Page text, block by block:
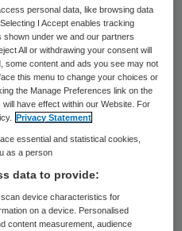
zich op het
bereiken door
innovatieve
personal data, like browsing data
I Accept enables tracking
under we and our partners
All or withdrawing your consent will
some content and ads you see may not
this menu to change your choices or
the Manage Preferences link on the
have effect within our Website. For
Privacy Statement
essential and statistical cookies,
as a person
data to provide:
device characteristics for
on a device. Personalised
content measurement, audience